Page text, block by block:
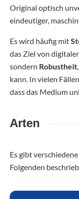
Original optisch
eindeutiger,
Es wird häufig mit
das Ziel von
sondern Robustheit
kann. In vielen
dass das Medium
Arten
Es gibt
Folgenden